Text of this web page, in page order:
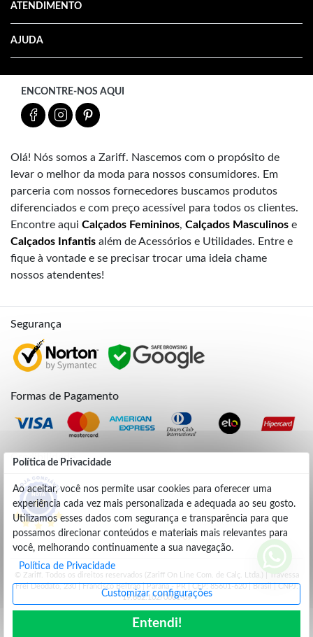
Política de Privacidade
Ao aceitar, você nos permite usar cookies para oferecer uma
experiência cada vez mais personalizada e adequada ao seu gosto.
Utilizamos esses dados com segurança e transparência para que
possamos direcionar conteúdos e materiais mais relevantes para
você, melhorando continuamente a sua navegação.
Política de Privacidade
Customizar configurações
Entendi!
ATENDIMENTO
AJUDA
ENCONTRE-NOS AQUI
Olá! Nós somos a Zariff. Nascemos com o propósito de
levar o melhor da moda para nossos consumidores. Em
parceria com nossos fornecedores buscamos produtos
diferenciados e com preço acessível para todos os clientes.
Encontre aqui Calçados Femininos, Calçados Masculinos e
Calçados Infantis além de Acessórios e Utilidades. Entre e
fique à vontade e se precisar trocar uma ideia chame
nossos atendentes!
Segurança
Formas de Pagamento
Credibilidade
4.9
© Zariff. Todos os direitos reservados (Zariff On Line Com. de Calç. Ltda.) | Travessa
Frei Deodato, 230 | Francisco Beltrão | Parana - PR | CEP: 85601-620 | Brasil | CNPJ:
19.662.102/0001-09